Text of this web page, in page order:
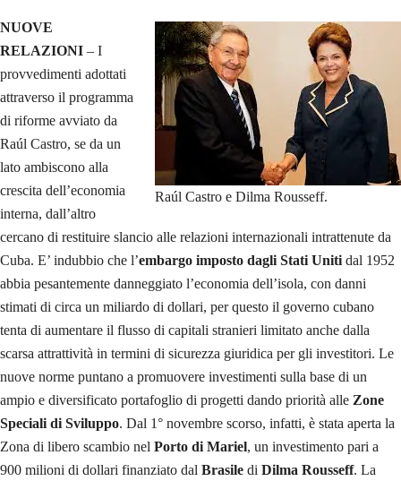
Raúl Castro e Dilma Rousseff.
NUOVE
RELAZIONI – I
provvedimenti adottati
attraverso il programma
di riforme avviato da
Raúl Castro, se da un
lato ambiscono alla
crescita dell’economia
interna, dall’altro
cercano di restituire slancio alle relazioni internazionali intrattenute da
Cuba. E’ indubbio che l’embargo imposto dagli Stati Uniti dal 1952
abbia pesantemente danneggiato l’economia dell’isola, con danni
stimati di circa un miliardo di dollari, per questo il governo cubano
tenta di aumentare il flusso di capitali stranieri limitato anche dalla
scarsa attrattività in termini di sicurezza giuridica per gli investitori. Le
nuove norme puntano a promuovere investimenti sulla base di un
ampio e diversificato portafoglio di progetti dando priorità alle Zone
Speciali di Sviluppo. Dal 1° novembre scorso, infatti, è stata aperta la
Zona di libero scambio nel Porto di Mariel, un investimento pari a
900 milioni di dollari finanziato dal Brasile di Dilma Rousseff. La